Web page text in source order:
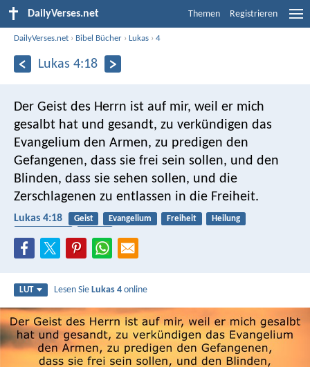
DailyVerses.net Themen Registrieren
DailyVerses.net › Bibel Bücher ›Lukas ›4
Lukas 4:18
Der Geist des Herrn ist auf mir, weil er mich
gesalbt hat und gesandt, zu verkündigen das
Evangelium den Armen, zu predigen den
Gefangenen, dass sie frei sein sollen, und den
Blinden, dass sie sehen sollen, und die
Zerschlagenen zu entlassen in die Freiheit.
Lukas 4:18 Geist Evangelium Freiheit
Heilung
LUT Lesen SieLukas 4 online